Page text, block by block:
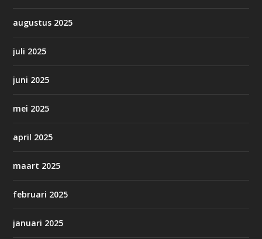
augustus 2025
juli 2025
juni 2025
mei 2025
april 2025
maart 2025
februari 2025
januari 2025